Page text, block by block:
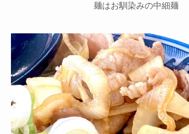
麺はお馴染みの中細麺